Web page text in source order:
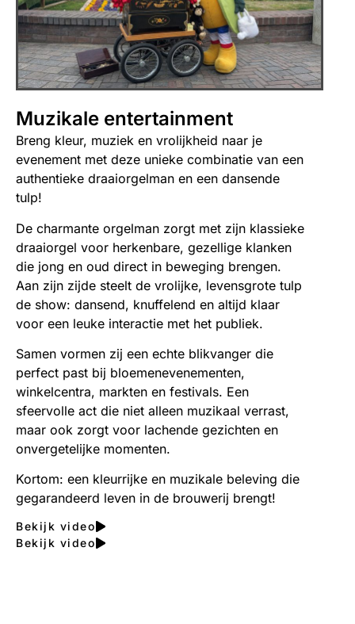
Muzikale entertainment
Breng kleur, muziek en vrolijkheid naar je
evenement met deze unieke combinatie van een
authentieke draaiorgelman en een dansende
tulp!
De charmante orgelman zorgt met zijn klassieke
draaiorgel voor herkenbare, gezellige klanken
die jong en oud direct in beweging brengen.
Aan zijn zijde steelt de vrolijke, levensgrote tulp
de show: dansend, knuffelend en altijd klaar
voor een leuke interactie met het publiek.
Samen vormen zij een echte blikvanger die
perfect past bij bloemenevenementen,
winkelcentra, markten en festivals. Een
sfeervolle act die niet alleen muzikaal verrast,
maar ook zorgt voor lachende gezichten en
onvergetelijke momenten.
Kortom: een kleurrijke en muzikale beleving die
gegarandeerd leven in de brouwerij brengt!
Bekijk video
Bekijk video